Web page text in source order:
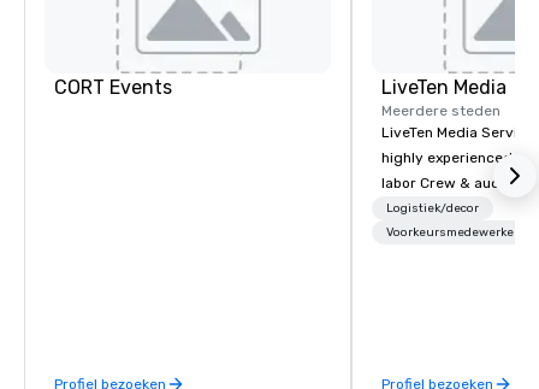
CORT Events
Profiel bezoeken
LiveTen Media
Meerdere steden
LiveTen Media
highly experienced
labor Crew &
Team Members
industry
Logistiek/decor
Voorkeursmedewerkers
Profiel bezoeken